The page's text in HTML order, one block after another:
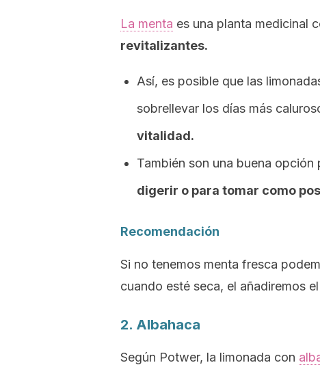
La menta es una planta medicinal
revitalizantes.
Así, es posible que las
sobrellevar los días más
vitalidad.
También son una buena opción
digerir o para tomar como
Recomendación
Si no tenemos menta fresca
cuando esté seca, el añadiremos
2. Albahaca
Según Potwer, la limonada con